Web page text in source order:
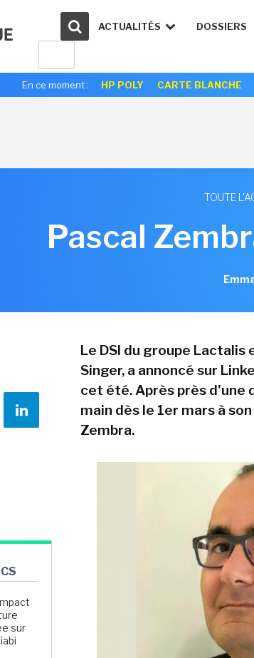
ACTUALITÉS DOSSIERS
En ce moment : HP POLY CARTE BLANCHE
TOUTE
Pascal
sur
Le DSI du groupe
Singer, a annoncé sur
cet été. Après près d'une
main dès le 1er mars à
Zembra.